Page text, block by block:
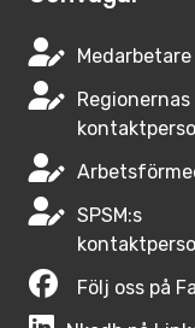
Regionernas
SPSM:s
Följ oss på